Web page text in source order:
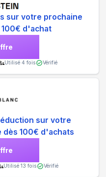
sur votre prochaine
d'achat
Utilisé 4 fois Vérifié
sur votre
dès 100€ d'achats
Utilisé 13 fois Vérifié